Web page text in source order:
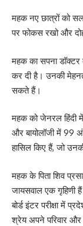
महक नए छात्रों को
पर फोकस रखो और
महक का सपना
कर दी है। उनकी
सकते हैं।
महक को जेनरल हिंदी
और बायोलॉजी में 99
हासिल किए हैं, जो
महक के पिता शिव
जायसवाल एक गृहिणी
बोर्ड इंटर परीक्षा में
श्रेय अपने परिवार और